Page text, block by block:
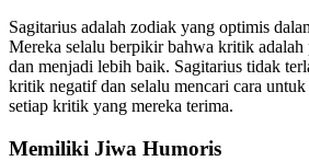
Sagitarius adalah zodiak yang optimis
Mereka selalu berpikir bahwa kritik adalah
dan menjadi lebih baik. Sagitarius tidak
kritik negatif dan selalu mencari cara
setiap kritik yang mereka terima.
Memiliki Jiwa Humoris